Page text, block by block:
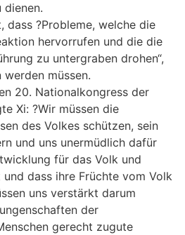
dienen.
dass ?Probleme, welche die
hervorrufen und die die
zu untergraben drohen“,
müssen.
20. Nationalkongress der
Xi: ?Wir müssen die
des Volkes schützen, sein
und uns unermüdlich dafür
für das Volk und
dass ihre Früchte vom Volk
uns verstärkt darum
der
gerecht zugute